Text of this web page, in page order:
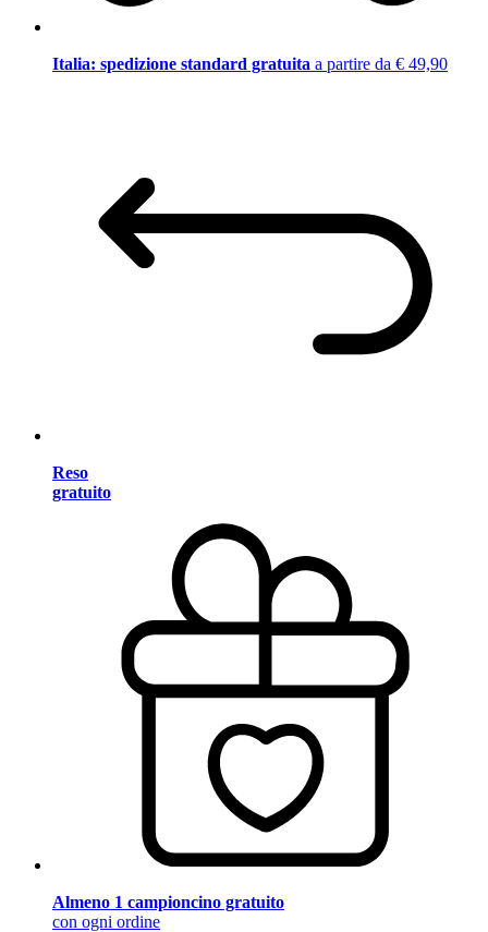
Italia: spedizione standard gratuita a partire da € 49,90
Reso
gratuito
Almeno 1 campioncino gratuito
con ogni ordine